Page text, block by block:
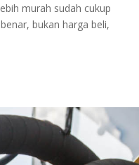
murah sudah cukup
bukan harga beli,